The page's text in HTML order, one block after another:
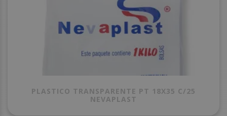
PLASTICO TRANSPARENTE PT 18X35 C/25
NEVAPLAST